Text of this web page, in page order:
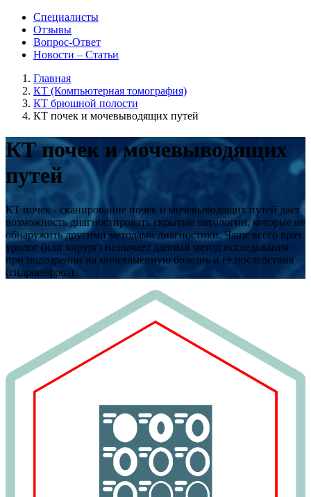
Специалисты
Отзывы
Вопрос-Ответ
Новости – Статьи
Главная
КТ (Компьютерная томография)
КТ брюшной полости
КТ почек и мочевыводящих путей
КТ почек и мочевыводящих
путей
КТ почек - сканирование почек и мочевыводящих путей дает
возможность диагностировать скрытые патологии, которые не
обнаружить другими методами диагностики. Чаще всего врач
уролог (или хирург) назначает данный метод исследования
при подозрении на мочекаменную болезнь и ее последствия
(гидронефроз).